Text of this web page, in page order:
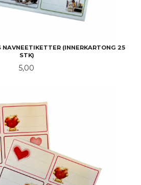
(INNERKARTONG 25
STK)
Pris
5,00